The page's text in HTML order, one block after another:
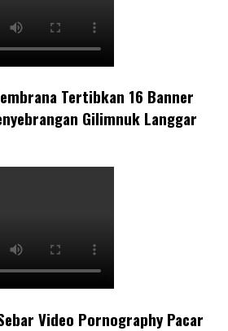
Tertibkan 16 Banner
Gilimnuk Langgar
Video Pornography Pacar